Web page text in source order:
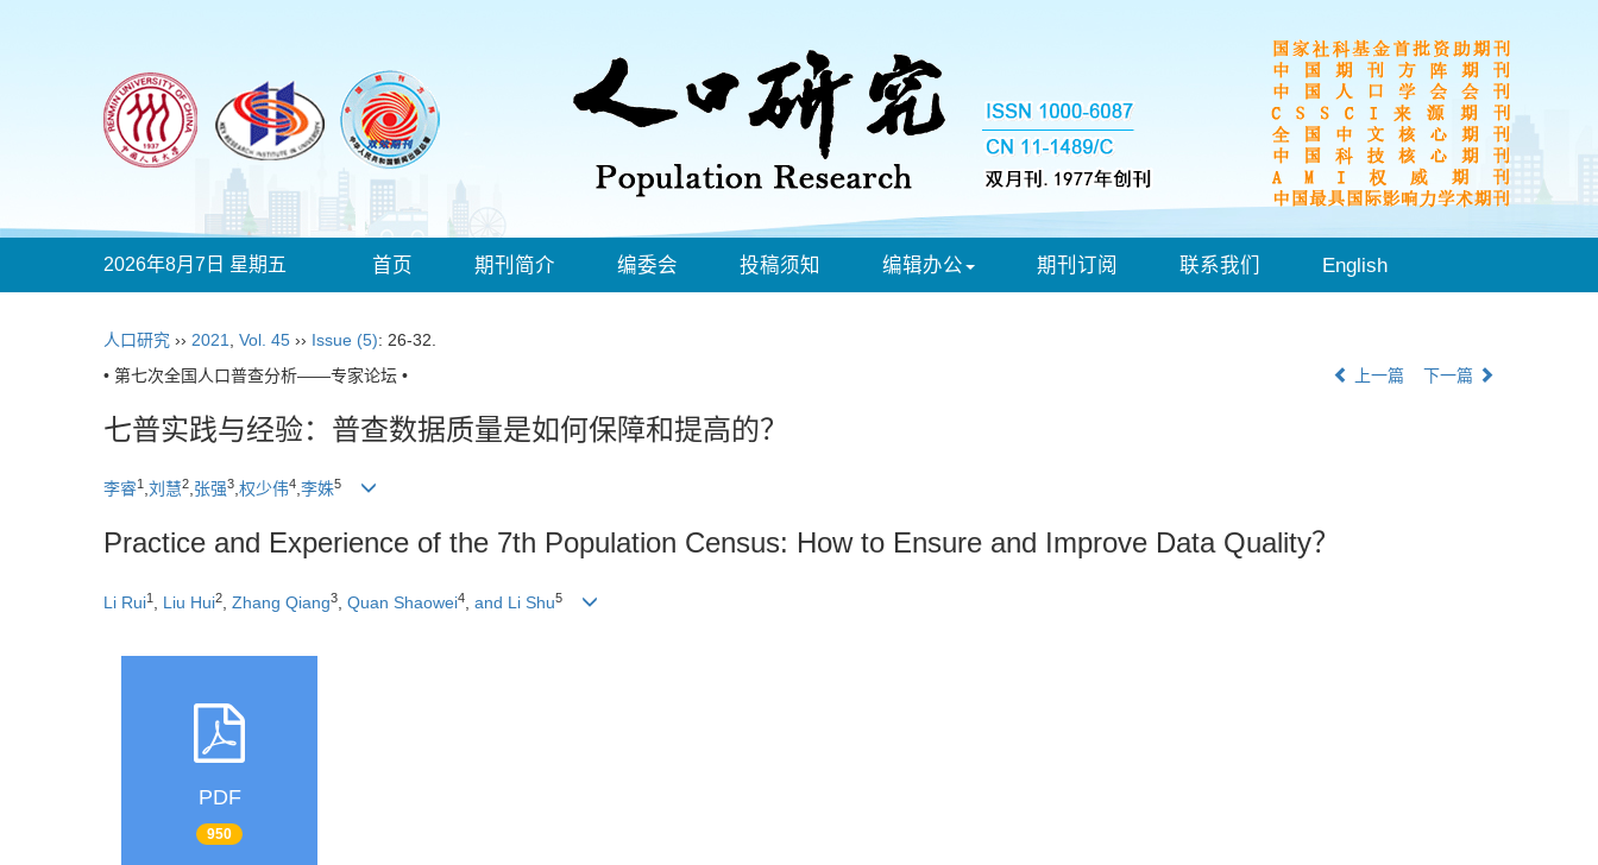
2026年8月7日 星期五 首页 期刊简介 编委会 投稿须知 编辑办公 期刊订阅 联系我们 English
人口研究 ›› 2021 Vol. 45 ›› Issue (5): 26-32.
• 第七次全国人口普查分析——专家论坛 •
上一篇 下一篇
七普实践与经验：普查数据质量是如何保障和提高的？
李睿1 ,刘慧2,张强3,权少伟4,李姝5
Practice and Experience of the 7th Population Census: How to Ensure and Improve Data Quality？
Li Rui1 Liu Hui2 Zhang Qiang3 Quan Shaowei4 and Li Shu5
PDF
950